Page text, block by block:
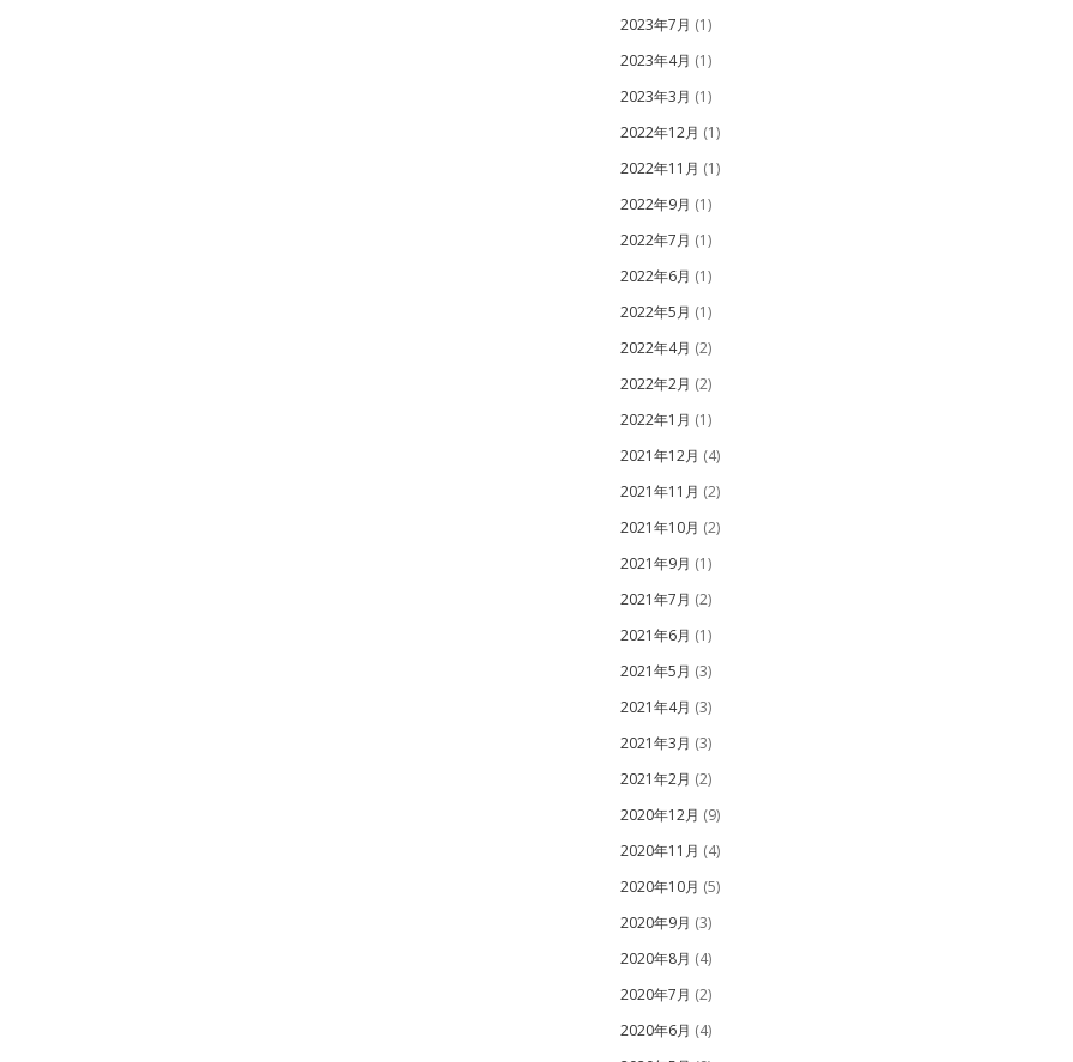
2023年7月 (1)
2023年4月 (1)
2023年3月 (1)
2022年12月 (1)
2022年11月 (1)
2022年9月 (1)
2022年7月 (1)
2022年6月 (1)
2022年5月 (1)
2022年4月 (2)
2022年2月 (2)
2022年1月 (1)
2021年12月 (4)
2021年11月 (2)
2021年10月 (2)
2021年9月 (1)
2021年7月 (2)
2021年6月 (1)
2021年5月 (3)
2021年4月 (3)
2021年3月 (3)
2021年2月 (2)
2020年12月 (9)
2020年11月 (4)
2020年10月 (5)
2020年9月 (3)
2020年8月 (4)
2020年7月 (2)
2020年6月 (4)